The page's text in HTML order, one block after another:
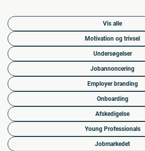
Vis alle
Motivation og trivsel
Undersøgelser
Jobannoncering
Employer branding
Onboarding
Afskedigelse
Young Professionals
Jobmarkedet